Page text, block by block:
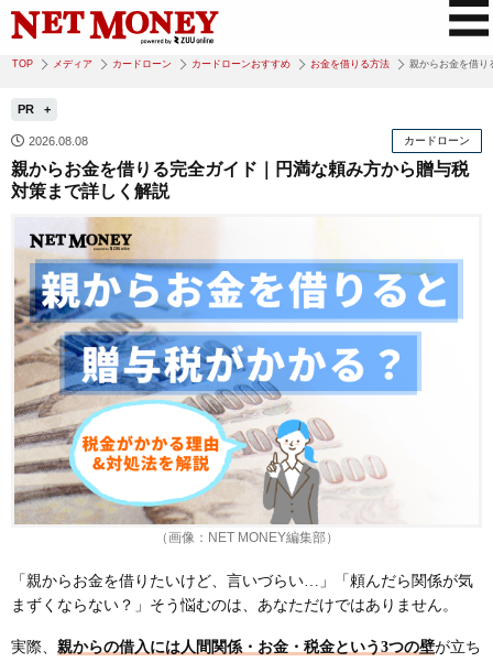
TOP メディア カードローン カードローンおすすめ お金を借りる方法 親からお金を借り
PR
2026.08.08 カードローン
親からお金を借りる完全ガイド｜円満な頼み方から贈与税
対策まで詳しく解説
（画像：NET MONEY編集部）
「親からお金を借りたいけど、言いづらい…」「頼んだら関係が気
まずくならない？」そう悩むのは、あなただけではありません。
実際、 親からの借入には人間関係・お金・税金という3つの壁が立ち